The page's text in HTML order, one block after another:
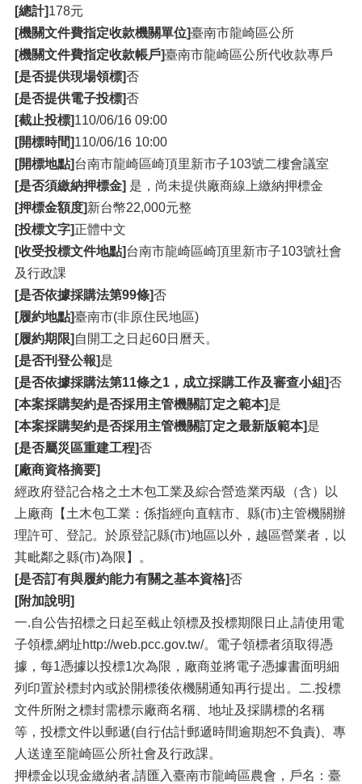
[總計]178元
[機關文件費指定收款機關單位]臺南市龍崎區公所
[機關文件費指定收款帳戶]臺南市龍崎區公所代收款專戶
[是否提供現場領標]否
[是否提供電子投標]否
[截止投標]110/06/16 09:00
[開標時間]110/06/16 10:00
[開標地點]台南市龍崎區崎頂里新市子103號二樓會議室
[是否須繳納押標金] 是，尚未提供廠商線上繳納押標金
[押標金額度]新台幣22,000元整
[投標文字]正體中文
[收受投標文件地點]台南市龍崎區崎頂里新市子103號社會
及行政課
[是否依據採購法第99條]否
[履約地點]臺南市(非原住民地區)
[履約期限] 自開工之日起60日曆天。
[是否刊登公報]是
[是否依據採購法第11條之1，成立採購工作及審查小組]否
[本案採購契約是否採用主管機關訂定之範本]是
[本案採購契約是否採用主管機關訂定之最新版範本]是
[是否屬災區重建工程]否
[廠商資格摘要]
經政府登記合格之土木包工業及綜合營造業丙級（含）以
上廠商【土木包工業：係指經向直轄市、縣(市)主管機關辦
理許可、登記。於原登記縣(市)地區以外，越區營業者，以
其毗鄰之縣(市)為限】。
[是否訂有與履約能力有關之基本資格]否
[附加說明]
一.自公告招標之日起至截止領標及投標期限日止,請使用電
子領標,網址http://web.pcc.gov.tw/。電子領標者須取得憑
據，每1憑據以投標1次為限，廠商並將電子憑據書面明細
列印置於標封內或於開標後依機關通知再行提出。二.投標
文件所附之標封需標示廠商名稱、地址及採購標的名稱
等，投標文件以郵遞(自行估計郵遞時間逾期恕不負責)、專
人送達至龍崎區公所社會及行政課。
押標金以現金繳納者,請匯入臺南市龍崎區農會，戶名：臺